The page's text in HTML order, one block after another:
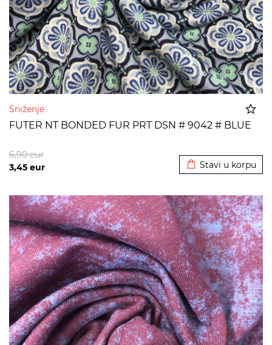
Sniženje
FUTER NT BONDED FUR PRT DSN # 9042 # BLUE
3,45 eur
6,90eur
Stavi u korpu